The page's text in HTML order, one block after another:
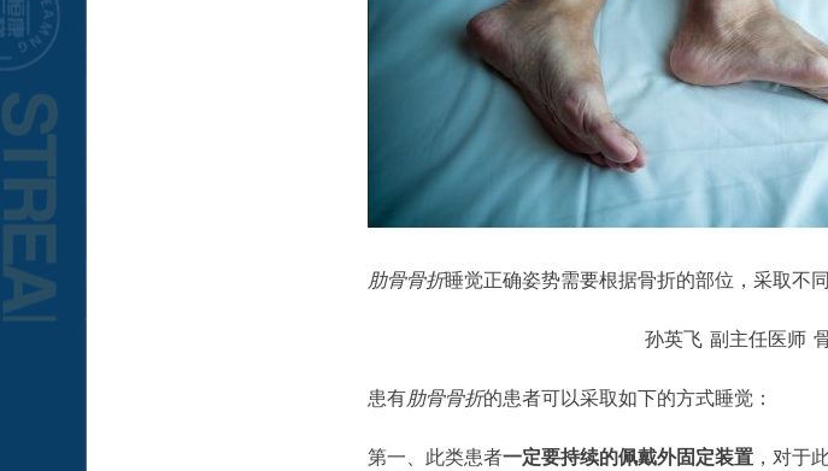
肋骨骨折睡觉正确姿势需要根据骨折的部位，采取不
孙英飞 副主任医师
患有肋骨骨折的患者可以采取如下的方式睡觉：
第一、此类患者一定要持续的佩戴外固定装置，对于